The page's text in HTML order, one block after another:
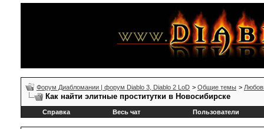
Форум Диабломании | форум Diablo 3, Diablo 2 LoD > Общие темы >
Как найти элитные проститутки в Новосибирске
Справка Весь чат Пользователи